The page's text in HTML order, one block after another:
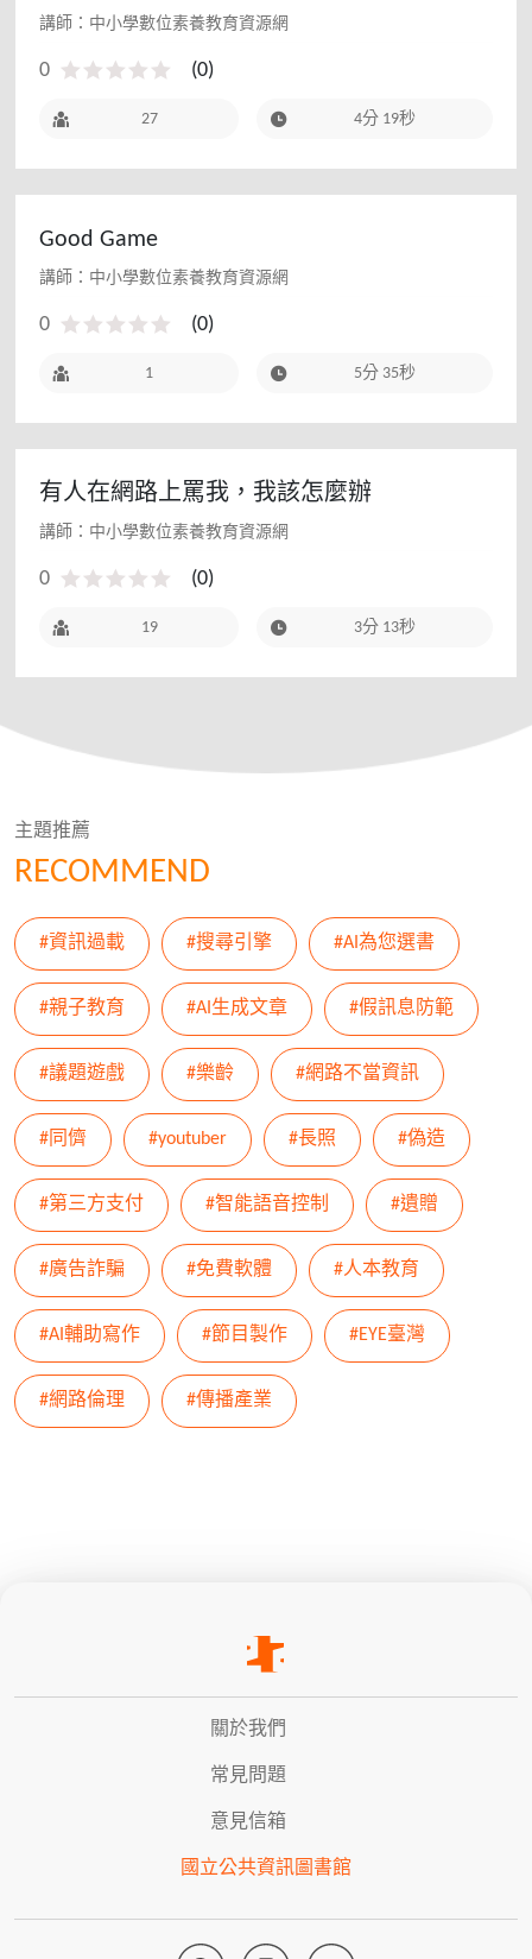
講師：中小學數位素養教育資源網
0 (0)
27 4分 19秒
Good Game
講師：中小學數位素養教育資源網
0 (0)
1 5分 35秒
有人在網路上罵我，我該怎麼辦
講師：中小學數位素養教育資源網
0 (0)
19 3分 13秒
RECOMMEND
主題推薦
#資訊過載 #搜尋引擎 #AI為您選書
#親子教育 #AI生成文章 #假訊息防範
#議題遊戲 #樂齡 #網路不當資訊
#同儕 #youtuber #長照 #偽造
#第三方支付 #智能語音控制 #遺贈
#廣告詐騙 #免費軟體 #人本教育
#AI輔助寫作 #節目製作 #EYE臺灣
#網路倫理 #傳播產業
關於我們
常見問題
意見信箱
國立公共資訊圖書館